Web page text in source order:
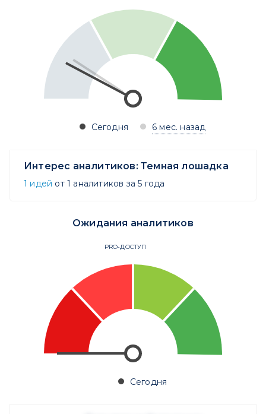
Сегодня 6 мес. назад
Интерес аналитиков: Темная лошадка
1 идей от 1 аналитиков за 5 года
Ожидания аналитиков
PRO-ДОСТУП
Сегодня